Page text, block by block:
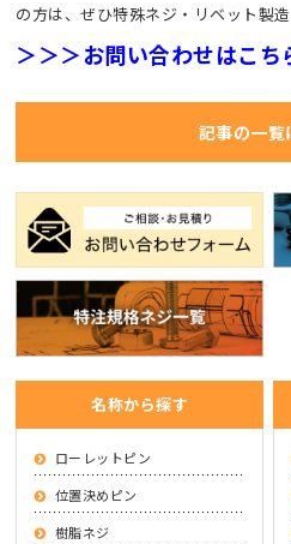
の方は、ぜひ特殊ネジ・リベット製
＞＞＞お問い合わせはこち
記事の一覧
名称から探す
ローレットピン
位置決めピン
樹脂ネジ